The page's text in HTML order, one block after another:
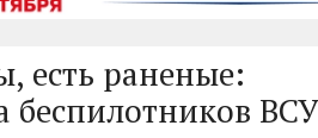
есть раненые:
беспилотников ВСУ